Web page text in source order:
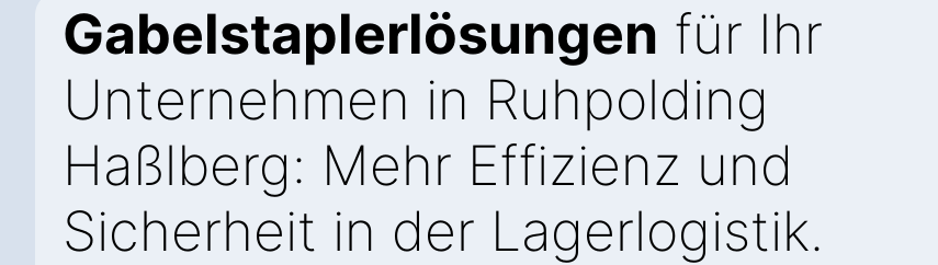
Gabelstaplerlösungen für Ihr
Unternehmen in Ruhpolding
Haßlberg: Mehr Effizienz und
Sicherheit in der Lagerlogistik.